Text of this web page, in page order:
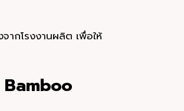
ากโรงงานผลิต เพื่อให้
Bamboo